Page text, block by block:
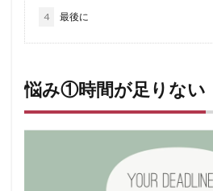
4 最後に
悩み①時間が足りない